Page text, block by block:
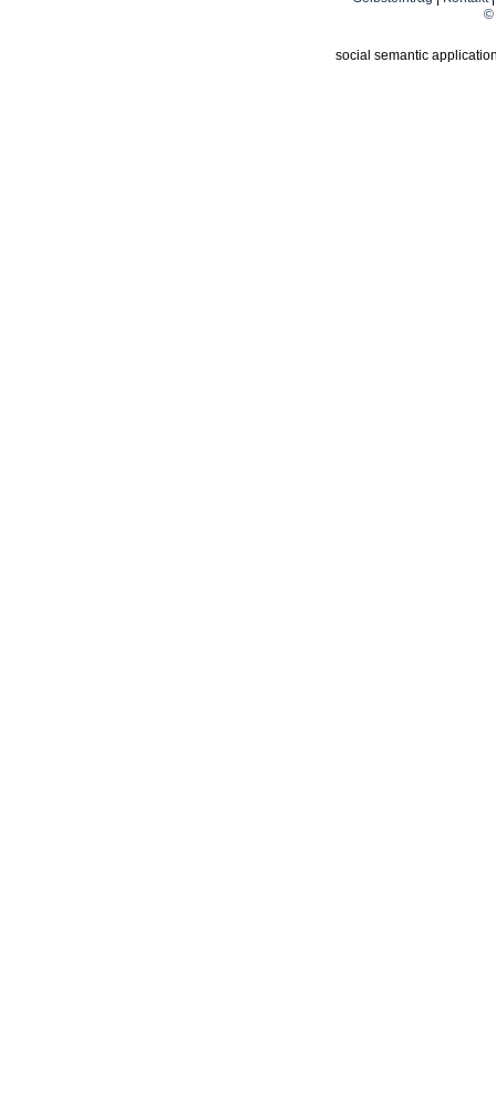
©
social semantic